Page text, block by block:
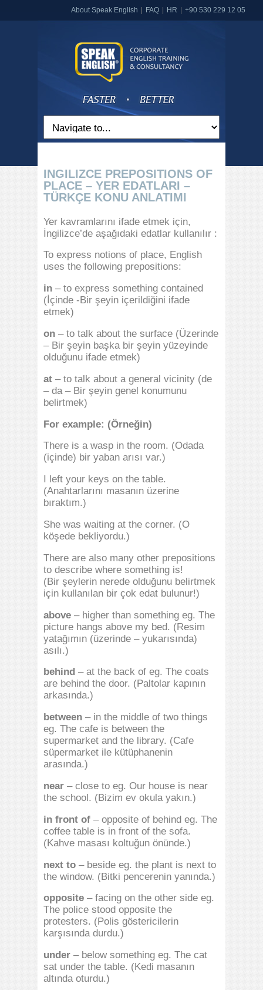
About Speak English FAQ HR +90 530 229 12 05
INGILIZCE PREPOSITIONS OF
PLACE – YER EDATLARI –
TÜRKÇE KONU ANLATIMI
Yer kavramlarını ifade etmek için,
İngilizce’de aşağıdaki edatlar kullanılır :
To express notions of place, English
uses the following prepositions:
in – to express something contained
(İçinde -Bir şeyin içerildiğini ifade
etmek)
on – to talk about the surface (Üzerinde
– Bir şeyin başka bir şeyin yüzeyinde
olduğunu ifade etmek)
at – to talk about a general vicinity (de
– da – Bir şeyin genel konumunu
belirtmek)
For example: (Örneğin)
There is a wasp in the room. (Odada
(içinde) bir yaban arısı var.)
I left your keys on the table.
(Anahtarlarını masanın üzerine
bıraktım.)
She was waiting at the corner. (O
köşede bekliyordu.)
There are also many other prepositions
to describe where something is!
(Bir şeylerin nerede olduğunu belirtmek
için kullanılan bir çok edat bulunur!)
above – higher than something eg. The
picture hangs above my bed. (Resim
yatağımın (üzerinde – yukarısında)
asılı.)
behind – at the back of eg. The coats
are behind the door. (Paltolar kapının
arkasında.)
between – in the middle of two things
eg. The cafe is between the
supermarket and the library. (Cafe
süpermarket ile kütüphanenin
arasında.)
near – close to eg. Our house is near
the school. (Bizim ev okula yakın.)
in front of – opposite of behind eg. The
coffee table is in front of the sofa.
(Kahve masası koltuğun önünde.)
next to – beside eg. the plant is next to
the window. (Bitki pencerenin yanında.)
opposite – facing on the other side eg.
The police stood opposite the
protesters. (Polis göstericilerin
karşısında durdu.)
under – below something eg. The cat
sat under the table. (Kedi masanın
altında oturdu.)